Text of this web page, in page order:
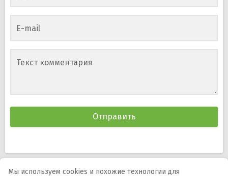
E-mail
Текст комментария
Мы используем cookies и похожие технологии для